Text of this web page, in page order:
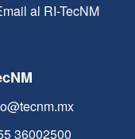
al RI-TecNM
36002500